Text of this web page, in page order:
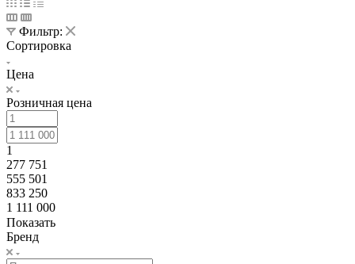
Фильтр:
Сортировка
Цена
Розничная цена
1
277 751
555 501
833 250
1 111 000
Показать
Бренд